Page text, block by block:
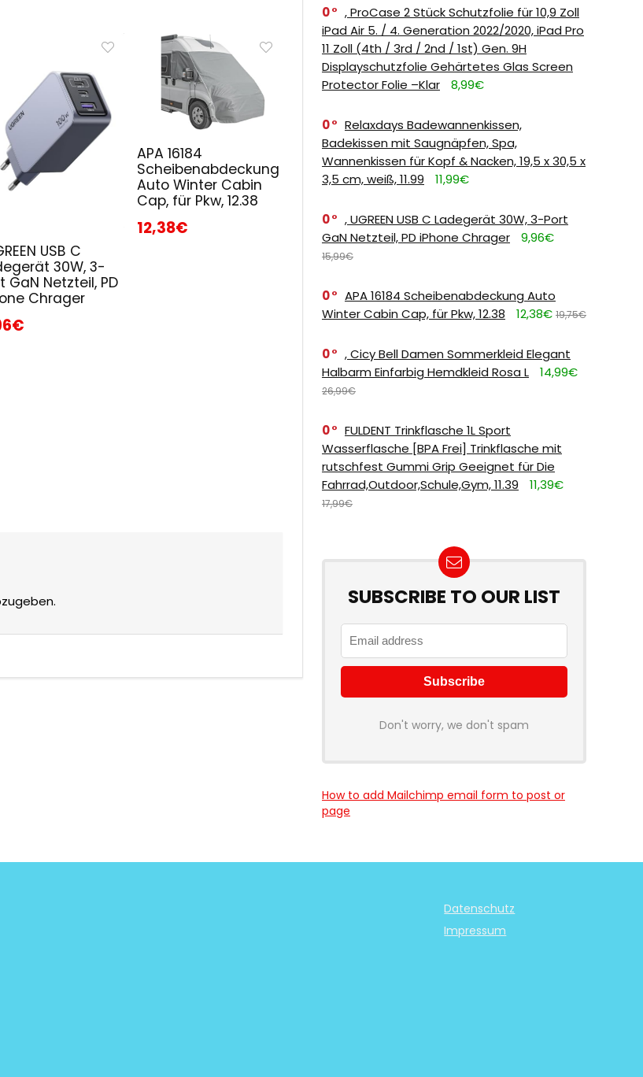
USB C
30W, 3-
GaN Netzteil, PD
Chrager
APA 16184
Scheibenabdeckung
Auto Winter Cabin
Cap, für Pkw, 12.38
12,38€
0
, ProCase 2 Stück Schutzfolie für 10,9 Zoll
iPad Air 5. / 4. Generation 2022/2020, iPad Pro
11 Zoll (4th / 3rd / 2nd / 1st) Gen. 9H
Displayschutzfolie Gehärtetes Glas Screen
Protector Folie –Klar
8,99€
0
Relaxdays Badewannenkissen,
Badekissen mit Saugnäpfen, Spa,
Wannenkissen für Kopf & Nacken, 19,5 x 30,5 x
3,5 cm, weiß, 11.99
11,99€
0
, UGREEN USB C Ladegerät 30W, 3-Port
GaN Netzteil, PD iPhone Chrager
9,96€
15,99€
0
APA 16184 Scheibenabdeckung Auto
Winter Cabin Cap, für Pkw, 12.38
12,38€ 19,75€
0
, Cicy Bell Damen Sommerkleid Elegant
Halbarm Einfarbig Hemdkleid Rosa L
14,99€
26,99€
0
FULDENT Trinkflasche 1L Sport
Wasserflasche [BPA Frei] Trinkflasche mit
rutschfest Gummi Grip Geeignet für Die
Fahrrad,Outdoor,Schule,Gym, 11.39
11,39€
17,99€
SUBSCRIBE TO OUR LIST
Don't worry, we don't spam
How to add Mailchimp email form to post or
page
Datenschutz
Impressum